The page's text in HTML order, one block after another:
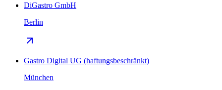
DiGastro GmbH
Berlin
Gastro Digital UG (haftungsbeschränkt)
München